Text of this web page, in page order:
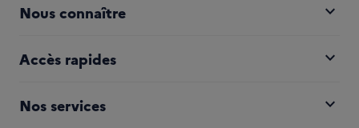
Nous connaître expand_more
Accès rapides expand_more
Nos services expand_more